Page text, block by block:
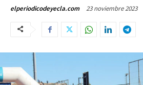
elperiodicodeyecla.com 23 noviembre 2023